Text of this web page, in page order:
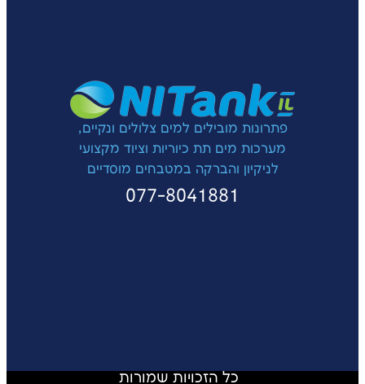
פתרונות מובילים למים צלולים ונקיים,
מערכות מים תת כיוריות וציוד מקצועי
לניקיון והברקה במטבחים מוסדיים
077-8041881
כל הזכויות שמורות